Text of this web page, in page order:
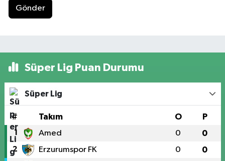
Gönder
Süper Lig Puan Durumu
Süper Lig
# Takım O P
1 Amed 0 0
2 Erzurumspor FK 0 0